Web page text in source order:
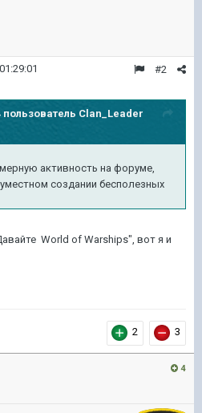
#2
пользователь Clan_Leader
активность на форуме,
создании бесполезных
World of Warships", вот я и
2 3
4